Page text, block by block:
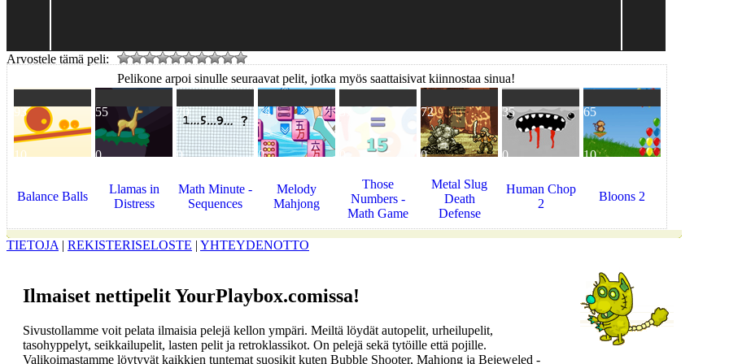
Arvostele tämä peli:
Pelikone arpoi sinulle seuraavat pelit, jotka myös saattaisivat kiinnostaa sinua!
93
10
Balance Balls
55
0
Llamas in
Distress
70
0
Math Minute -
Sequences
74
0
Melody
Mahjong
Those
Numbers -
Math Game
72
0
Metal Slug
Death
Defense
35
0
Human Chop
2
65
10
Bloons 2
TIETOJA | REKISTERISELOSTE | YHTEYDENOTTO
Ilmaiset nettipelit YourPlaybox.comissa!
Sivustollamme voit pelata ilmaisia pelejä kellon ympäri. Meiltä löydät autopelit, urheilupelit,
tasohyppelyt, seikkailupelit, lasten pelit ja retroklassikot. On pelejä sekä tytöille että pojille.
Valikoimastamme löytyvät kaikkien tuntemat suosikit kuten Bubble Shooter, Mahjong ja Bejeweled -